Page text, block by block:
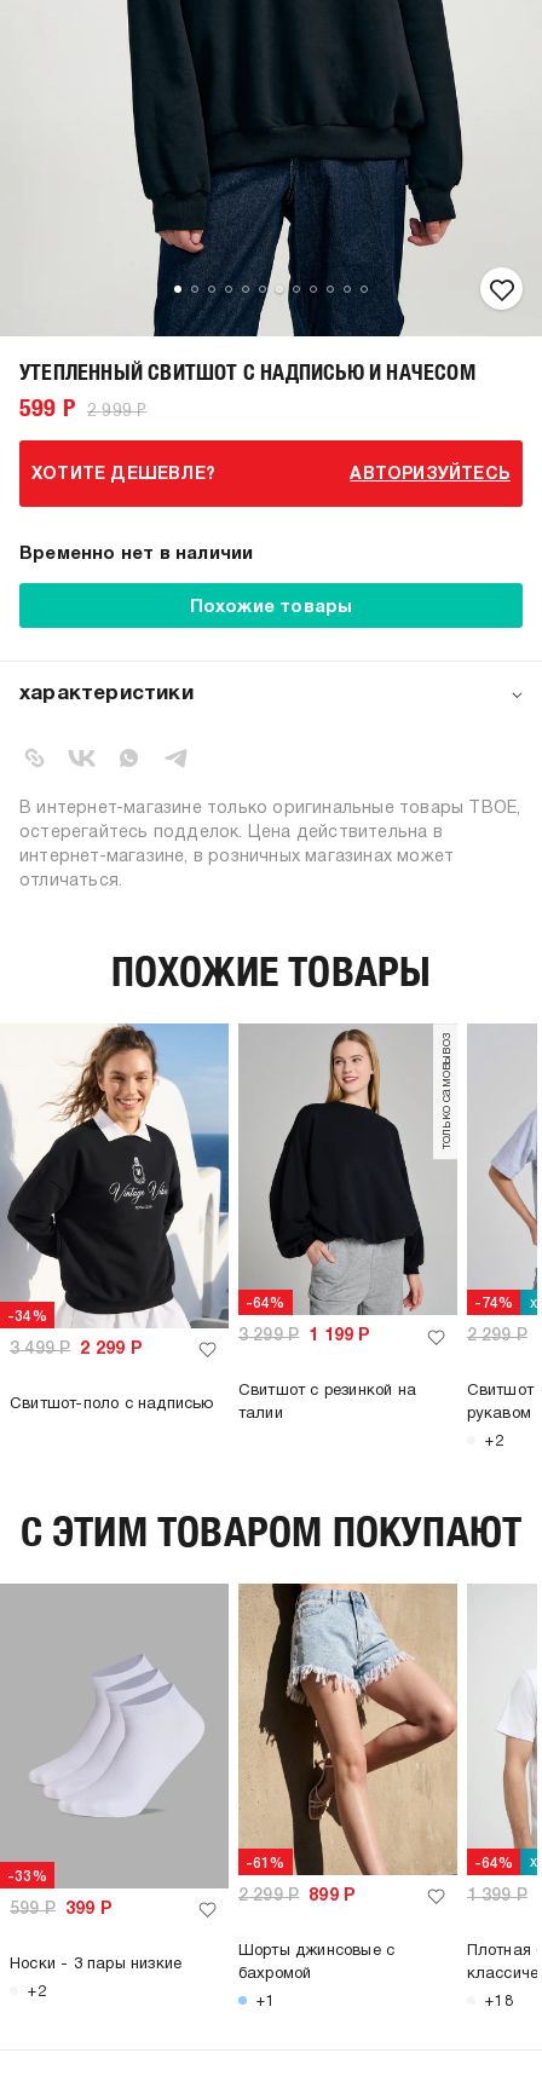
УТЕПЛЕННЫЙ СВИТШОТ С НАДПИСЬЮ И НАЧЕСОМ
599 Р 2 999 Р
ХОТИТЕ ДЕШЕВЛЕ? АВТОРИЗУЙТЕСЬ
Временно нет в наличии
Похожие товары
характеристики
коллекция:
специальная
коллекция:
литрес
вид застежки:
без застежки
цвет:
надписи
тип карманов:
без карманов
плотность материала,
г/м2:
пол: женский
В интернет-магазине только оригинальные товары ТВОЕ,
остерегайтесь подделок. Цена действительна в
интернет-магазине, в розничных магазинах может
отличаться.
ПОХОЖИЕ ТОВАРЫ
-34%
3 499Р 2 299 Р
Свитшот-поло с надписью
-64%
только самовывоз
3 299Р 1 199 Р
Свитшот с резинкой на
талии
-74%
2 299Р
Свитшот
рукавом
+2
C ЭТИМ ТОВАРОМ ПОКУПАЮТ
-33%
599Р 399 Р
Носки - 3 пары низкие
+2
-61%
2 299Р 899Р
Шорты джинсовые с
бахромой
+1
-64%
1 399Р
Плотная
+18